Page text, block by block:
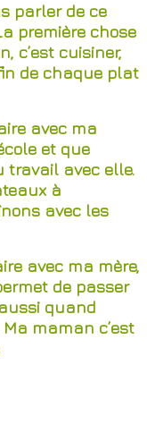
parler de ce
première chose
c’est cuisiner,
de chaque plat
avec ma
et que
travail avec elle.
à
avec les
avec ma mère,
de passer
quand
maman c’est